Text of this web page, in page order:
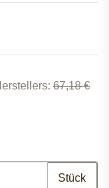
: 67,18 €
Stück